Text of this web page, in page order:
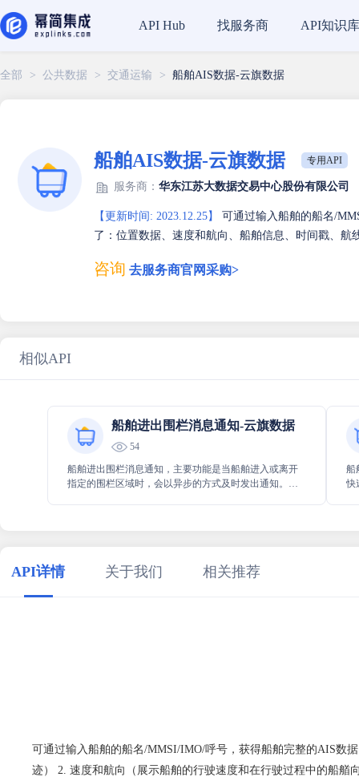
API Hub 找服务商 API知识库
全部 > 公共数据 > 交通运输 > 船舶AIS数据-云旗数据
船舶AIS数据-云旗数据 专用API
服务商： 华东江苏大数据交易中心股份有限公司
【更新时间: 2023.12.25】
可通过输入船舶的船名/
了：位置数据、速度和航向、船舶信息、时间戳、航
咨询 去服务商官网采购>
相似API
船舶进出围栏消息通知-云旗数据
54
船舶进出围栏消息通知，主要功能是当船舶进入或离开
指定的围栏区域时，会以异步的方式及时发出通知。它
船
快
API详情 关于我们 相关推荐
可通过输入船舶的船名/MMSI/IMO/呼号，获得船舶完整的AIS数
迹） 2. 速度和航向（展示船舶的行驶速度和在行驶过程中的船